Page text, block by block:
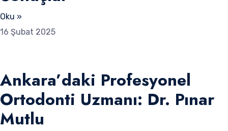
Oku »
16 Şubat 2025
Ankara’daki Profesyonel
Ortodonti Uzmanı: Dr. Pınar
Mutlu